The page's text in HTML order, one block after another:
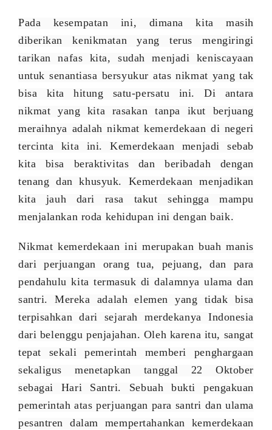
Pada kesempatan ini, dimana kita masih
diberikan kenikmatan yang terus mengiringi
tarikan nafas kita, sudah menjadi keniscayaan
untuk senantiasa bersyukur atas nikmat yang tak
bisa kita hitung satu-persatu ini. Di antara
nikmat yang kita rasakan tanpa ikut berjuang
meraihnya adalah nikmat kemerdekaan di negeri
tercinta kita ini. Kemerdekaan menjadi sebab
kita bisa beraktivitas dan beribadah dengan
tenang dan khusyuk. Kemerdekaan menjadikan
kita jauh dari rasa takut sehingga mampu
menjalankan roda kehidupan ini dengan baik.
Nikmat kemerdekaan ini merupakan buah manis
dari perjuangan orang tua, pejuang, dan para
pendahulu kita termasuk di dalamnya ulama dan
santri. Mereka adalah elemen yang tidak bisa
terpisahkan dari sejarah merdekanya Indonesia
dari belenggu penjajahan. Oleh karena itu, sangat
tepat sekali pemerintah memberi penghargaan
sekaligus menetapkan tanggal 22 Oktober
sebagai Hari Santri. Sebuah bukti pengakuan
pemerintah atas perjuangan para santri dan ulama
pesantren dalam mempertahankan kemerdekaan